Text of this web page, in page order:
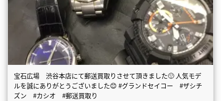
宝石広場 渋谷本店にて郵送買取りさせて頂きました🙂 人気モデ
ルを誠にありがとうございました😊 #グランドセイコー #ザシチ
ズン #カシオ #郵送買取り